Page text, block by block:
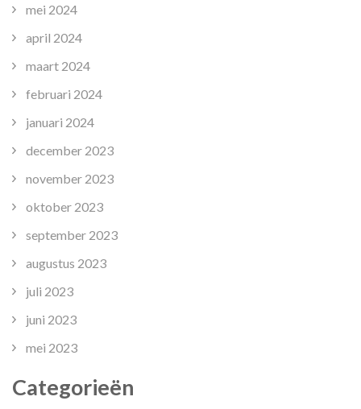
mei 2024
april 2024
maart 2024
februari 2024
januari 2024
december 2023
november 2023
oktober 2023
september 2023
augustus 2023
juli 2023
juni 2023
mei 2023
Categorieën